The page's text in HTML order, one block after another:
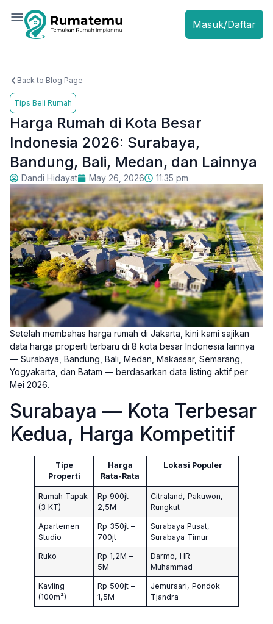
Masuk/Daftar
Back to Blog Page
Tips Beli Rumah
Harga Rumah di Kota Besar
Indonesia 2026: Surabaya,
Bandung, Bali, Medan, dan Lainnya
Dandi Hidayat May 26, 2026 11:35 pm
Setelah membahas harga rumah di Jakarta, kini kami sajikan
data harga properti terbaru di 8 kota besar Indonesia lainnya
— Surabaya, Bandung, Bali, Medan, Makassar, Semarang,
Yogyakarta, dan Batam — berdasarkan data listing aktif per
Mei 2026.
Surabaya — Kota Terbesar
Kedua, Harga Kompetitif
Tipe
Properti
Harga
Rata-Rata
Lokasi Populer
Rumah Tapak
(3 KT)
Rp 900jt –
2,5M
Citraland, Pakuwon,
Rungkut
Apartemen
Studio
Rp 350jt –
700jt
Surabaya Pusat,
Surabaya Timur
Ruko
Rp 1,2M –
5M
Darmo, HR
Muhammad
Kavling
(100m²)
Rp 500jt –
1,5M
Jemursari, Pondok
Tjandra